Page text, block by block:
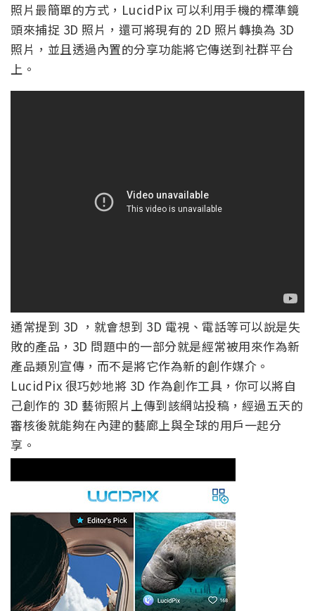
照片最簡單的方式，LucidPix 可以利用手機的標準鏡
頭來捕捉 3D 照片，還可將現有的 2D 照片轉換為 3D
照片，並且透過內置的分享功能將它傳送到社群平台
上。
通常提到 3D ，就會想到 3D 電視、電話等可以說是失
敗的產品，3D 問題中的一部分就是經常被用來作為新
產品類別宣傳，而不是將它作為新的創作媒介。
LucidPix 很巧妙地將 3D 作為創作工具，你可以將自
己創作的 3D 藝術照片上傳到該網站投稿，經過五天的
審核後就能夠在內建的藝廊上與全球的用戶一起分
享。